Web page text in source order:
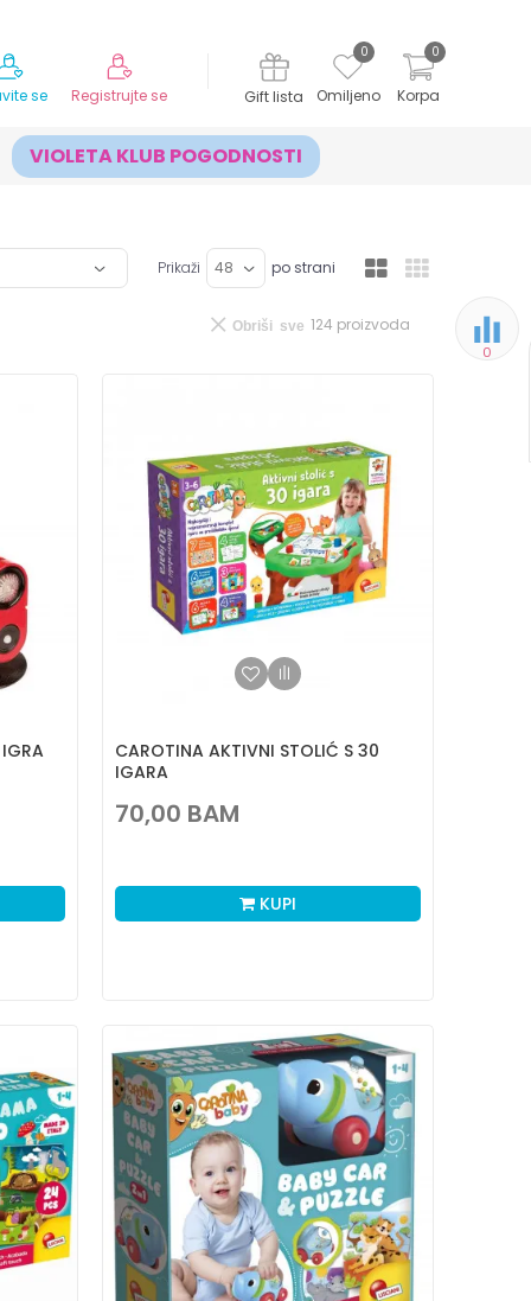
Korpa
0
Omiljeno
0
Gift lista
se Registrujte se
VIOLETA KLUB POGODNOSTI
0
Prikaži po strani
124 proizvoda
Obriši sve
IGRA
CAROTINA AKTIVNI STOLIĆ S 30
IGARA
70,00 BAM
KUPI